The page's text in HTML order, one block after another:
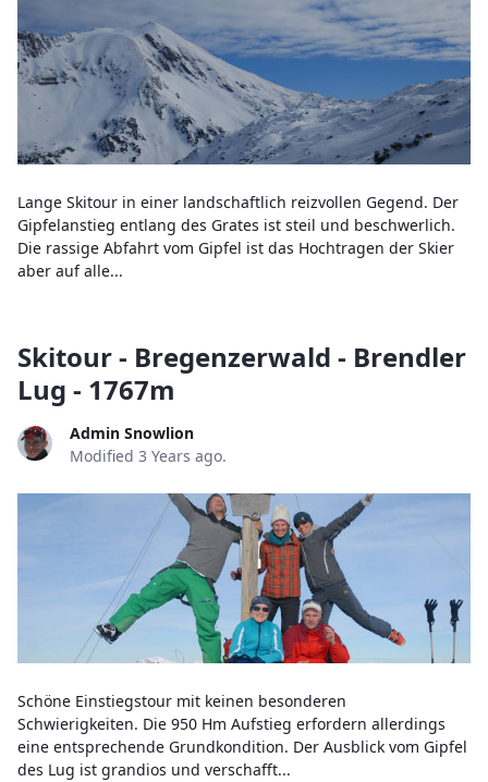
Lange Skitour in einer landschaftlich reizvollen Gegend. Der
Gipfelanstieg entlang des Grates ist steil und beschwerlich.
Die rassige Abfahrt vom Gipfel ist das Hochtragen der Skier
aber auf alle...
Skitour - Bregenzerwald - Brendler
Lug - 1767m
Admin Snowlion
Modified 3 Years ago.
Schöne Einstiegstour mit keinen besonderen
Schwierigkeiten. Die 950 Hm Aufstieg erfordern allerdings
eine entsprechende Grundkondition. Der Ausblick vom Gipfel
des Lug ist grandios und verschafft...